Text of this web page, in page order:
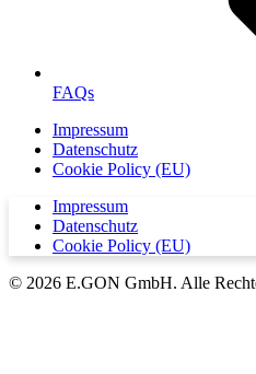
FAQs
Impressum
Datenschutz
Cookie Policy (EU)
Impressum
Datenschutz
Cookie Policy (EU)
© 2026 E.GON GmbH. Alle